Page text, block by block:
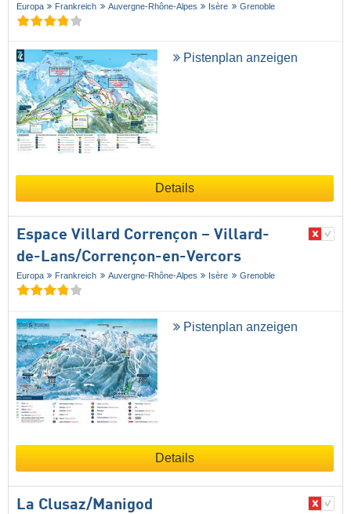
Europa Frankreich Auvergne-Rhône-Alpes Isère Grenoble
Pistenplan anzeigen
Details
Espace Villard Corrençon – Villard-
de-Lans/​Corrençon-en-Vercors
Europa Frankreich Auvergne-Rhône-Alpes Isère Grenoble
Pistenplan anzeigen
Details
La Clusaz/​Manigod